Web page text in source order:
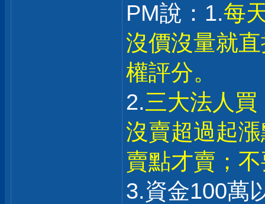
PM說：1.每
沒價沒量就
權評分。
2.三大法人
沒賣超過起
賣點才賣；
3.資金100萬